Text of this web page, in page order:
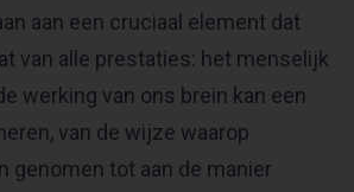
aan een cruciaal element dat
van alle prestaties: het menselijk
werking van ons brein kan een
van de wijze waarop
genomen tot aan de manier